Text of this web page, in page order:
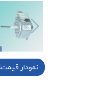
نمودار قیمت